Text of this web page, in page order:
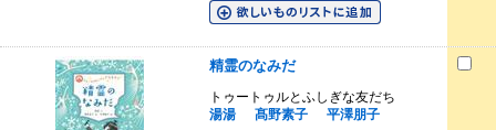
精霊のなみだ
トゥートゥルとふしぎな友だち
湯湯
髙野素子
平澤朋子